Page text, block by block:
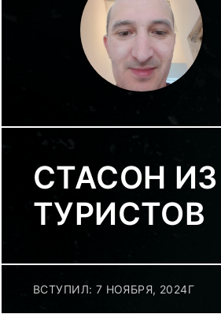
СТАСОН ИЗ
ТУРИСТОВ
ВСТУПИЛ: 7 НОЯБРЯ, 2024Г